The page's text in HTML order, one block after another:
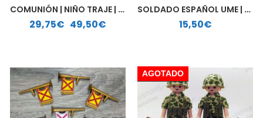
COMUNIÓN | NIÑO TRAJE | PLAYMOBIL PERSONALIZADO
29,75€ 49,50€
Rango de precios: desde 29,75€ hasta 49,50€
SOLDADO ESPAÑOL UME | CUSTOM PLAYMOBIL
15,50€
AGOTADO